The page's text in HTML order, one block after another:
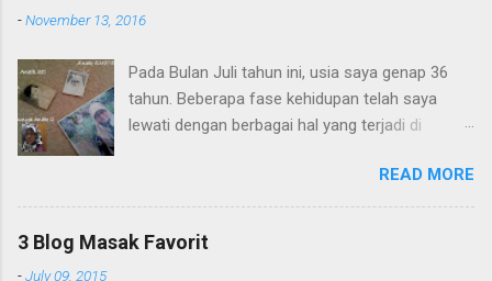
-November 13, 2016
Pada Bulan Juli tahun ini, usia saya genap 36
tahun. Beberapa fase kehidupan telah saya
lewati dengan berbagai hal yang terjadi di
desa kecil di Jawa Barat, sudah lewat. Pada
masa ini saya banyak main dengan teman
sebaya di sawah, serta memanjat pohon
READ MORE
3 Blog Masak Favorit
-July 09, 2015